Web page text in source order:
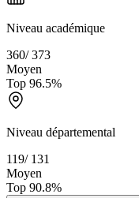
Niveau académique
360/373
Moyen
Top 96.5%
Niveau départemental
119/ 131
Moyen
Top 90.8%